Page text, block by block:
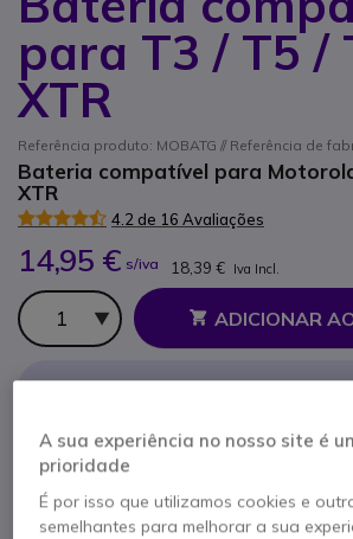
para T3 / T5 /
XTR
Referência produto: MOBATG // Referência de
Bateria compatível para
XTR
4.2 de 16 Avaliações
14,95 € s/iva 18,39 € Iva Incl.
Qtd
ADICIONAR
ORÇAMENTO EM 4
1 produtosem stock Entrega:
3 meses de garantiado fabricante
A sua experiência no nosso site é
prioridade
É por isso que utilizamos cookies e
semelhantes para melhorar a sua